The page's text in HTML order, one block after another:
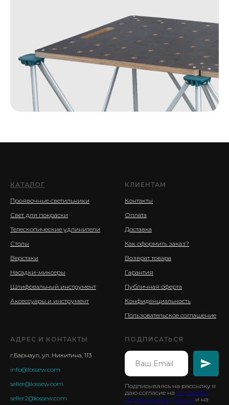
КАТАЛОГ
Проявочные светильники
Свет для покраски
Телескопические удлинители
Столы
Верстаки
Насадки-миксеры
Шлифовальный инструмент
Аксессуары и инструмент
КЛИЕНТАМ
Контакты
Оплата
Доставка
Как оформить заказ?
Возврат товара
Гарантия
Публичная оферта
Конфиденциальность
Пользовательское соглашение
АДРЕС И КОНТАКТЫ
г.Барнаул, ул. Никитина, 113
info@lossew.com
seller@lossew.com
seller2@lossew.com
ПОДПИСАТЬСЯ
Подписываясь на рассылку я
даю согласие на обработку
персональных данных и на